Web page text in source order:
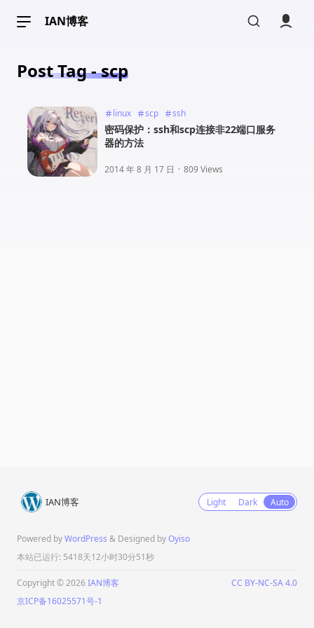
IAN博客
Post Tag - scp
linux scp ssh
密码保护：ssh和scp连接非22端口服务
器的方法
2014 年 8 月 17 日 · 809 Views
IAN博客 Light Dark Auto
Powered byWordPress & Designed byOyiso
本站已运行: 5418天12小时30分51秒
Copyright © 2026 IAN博客
CC BY-NC-SA 4.0
京ICP备16025571号-1